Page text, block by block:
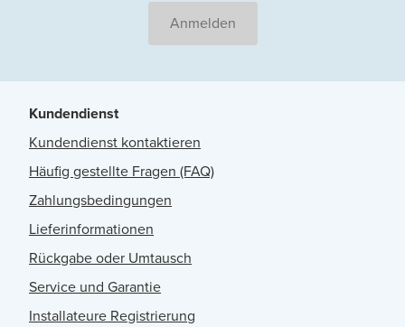
Anmelden
Kundendienst
Kundendienst kontaktieren
Häufig gestellte Fragen (FAQ)
Zahlungsbedingungen
Lieferinformationen
Rückgabe oder Umtausch
Service und Garantie
Installateure Registrierung